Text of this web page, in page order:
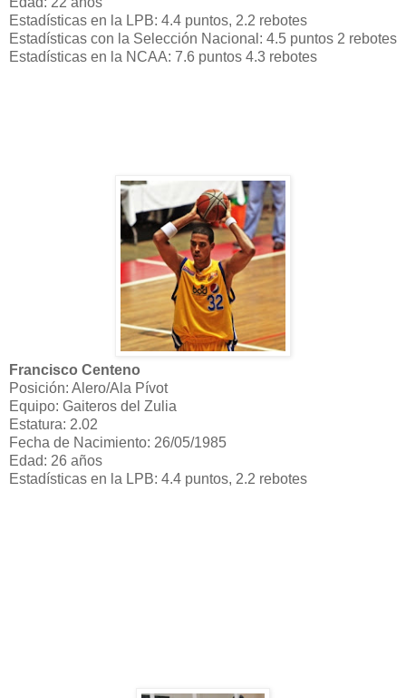
Estadísticas en la LPB: 4.4 puntos, 2.2 rebotes
Estadísticas con la Selección Nacional: 4.5 puntos 2 rebotes
Estadísticas en la NCAA: 7.6 puntos 4.3 rebotes
Francisco Centeno
Posición: Alero/Ala Pívot
Equipo: Gaiteros del Zulia
Estatura: 2.02
Fecha de Nacimiento: 26/05/1985
Edad: 26 años
Estadísticas en la LPB: 4.4 puntos, 2.2 rebotes